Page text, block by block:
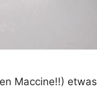
Maccine!!) etwas